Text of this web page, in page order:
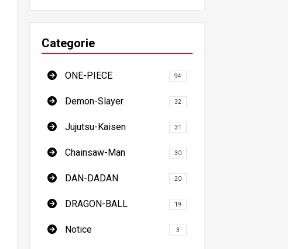
Categorie
ONE-PIECE 94
Demon-Slayer 32
Jujutsu-Kaisen 31
Chainsaw-Man 30
DAN-DADAN 20
DRAGON-BALL 19
Notice 3